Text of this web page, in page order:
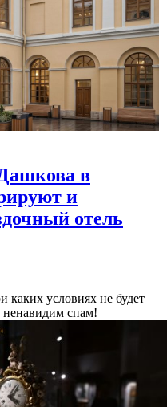
в
и
отель
каких условиях не будет
спам!